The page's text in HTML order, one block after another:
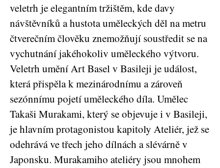
veletrh je elegantním tržištěm, kde davy
návštěvníků a hustota uměleckých děl na metru
čtverečním člověku znemožňují soustředit se na
vychutnání jakéhokoliv uměleckého výtvoru.
Veletrh umění Art Basel v Basileji je událost,
která přispěla k mezinárodnímu a zároveň
sezónnímu pojetí uměleckého díla. Umělec
Takaši Murakami, který se objevuje i v Basileji,
je hlavním protagonistou kapitoly Ateliér, jež se
odehrává ve třech jeho dílnách a slévárně v
Japonsku. Murakamiho ateliéry jsou mnohem